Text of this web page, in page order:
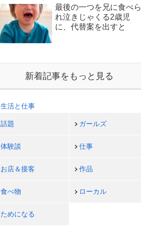
最後の一つを兄に食べら
れ泣きじゃくる2歳児
に、代替案を出すと
新着記事をもっと見る
生活と仕事
話題 ガールズ
体験談 仕事
お店＆接客 作品
食べ物 ローカル
ためになる